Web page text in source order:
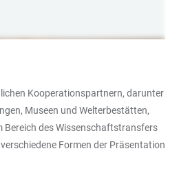
Kooperationspartnern, darunter
Museen und Welterbestätten,
Bereich des Wissenschaftstransfers
Formen der Präsentation